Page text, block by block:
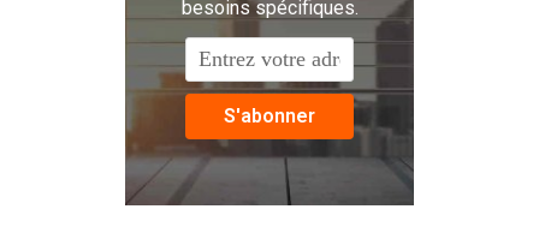
besoins spécifiques.
S'abonner